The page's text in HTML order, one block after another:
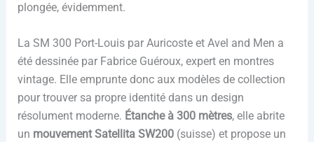
plongée, évidemment.
La SM 300 Port-Louis par Auricoste et Avel and Men a
été dessinée par Fabrice Guéroux, expert en montres
vintage. Elle emprunte donc aux modèles de collection
pour trouver sa propre identité dans un design
résolument moderne. Étanche à 300 mètres, elle abrite
un mouvement Satellita SW200(suisse) et propose un